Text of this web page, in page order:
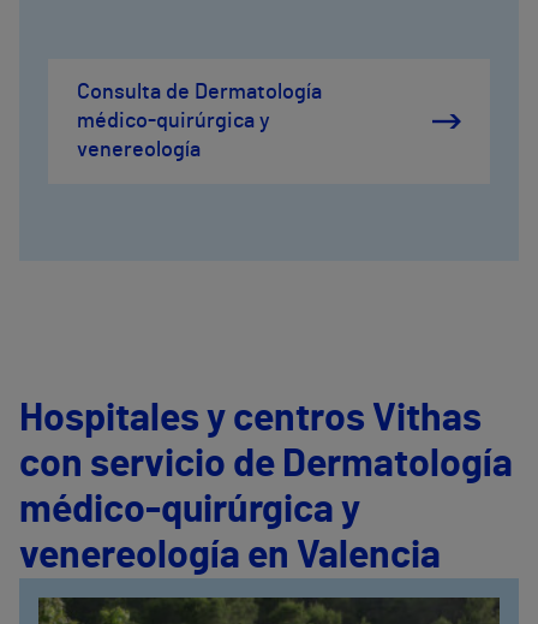
Consulta de Dermatología
médico-quirúrgica y
venereología
Hospitales y centros Vithas
con servicio de Dermatología
médico-quirúrgica y
venereología en Valencia